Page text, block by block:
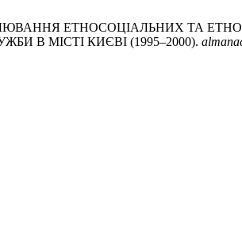
ЕТНОСОЦІАЛЬНИХ ТА
В МІСТІ КИЄВІ (1995–2000).